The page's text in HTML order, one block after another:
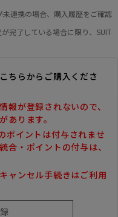
連携の場合、購入履歴をご確認
完了している場合に限り、SUIT
ちらからご購入くださ
が登録されないので、
あります。
ポイントは付与されませ
合・ポイントの付与は、
ャンセル手続きはご利用